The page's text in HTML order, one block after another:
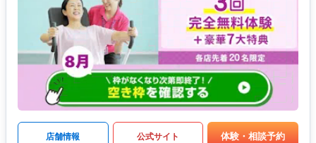
店舗情報 公式サイト 体験・相談予約